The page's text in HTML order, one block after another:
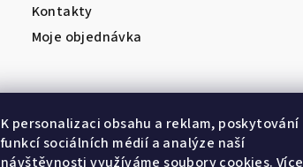
K personalizaci obsahu a reklam, poskytování
funkcí sociálních médií a analýze naší
návštěvnosti využíváme soubory cookies. Více
Kontakty
Moje objednávka